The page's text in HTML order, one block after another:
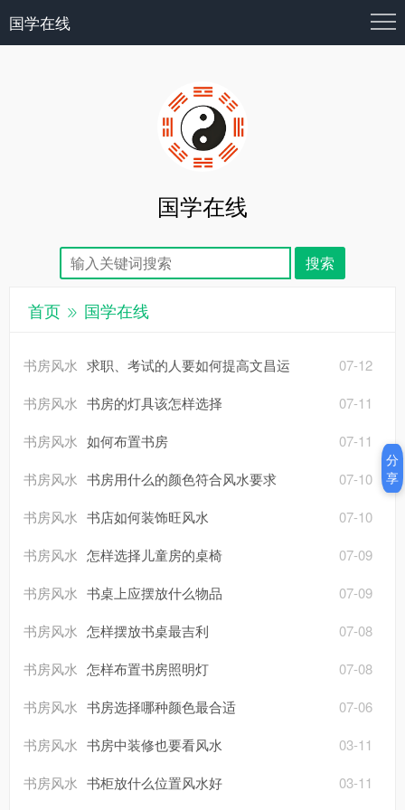
国学在线
国学在线
首页 国学在线
07-12
书房风水 求职、考试的人要如何提高文昌运
07-11
书房风水 书房的灯具该怎样选择
07-11
书房风水 如何布置书房
07-10
书房风水 书房用什么的颜色符合风水要求
07-10
书房风水 书店如何装饰旺风水
07-09
书房风水 怎样选择儿童房的桌椅
07-09
书房风水 书桌上应摆放什么物品
07-08
书房风水 怎样摆放书桌最吉利
07-08
书房风水 怎样布置书房照明灯
07-06
书房风水 书房选择哪种颜色最合适
03-11
书房风水 书房中装修也要看风水
03-11
书房风水 书柜放什么位置风水好
分
享